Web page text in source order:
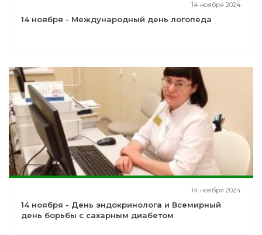
14 ноября 2024
14 ноября - Международный день логопеда
14 ноября 2024
14 ноября - День эндокринолога и Всемирный
день борьбы с сахарным диабетом